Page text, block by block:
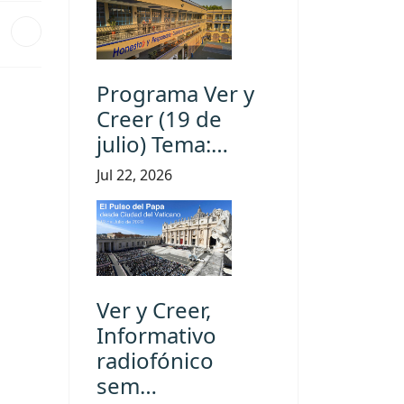
Programa Ver y
Creer (19 de
julio) Tema:…
Jul 22, 2026
Ver y Creer,
Informativo
radiofónico
sem…